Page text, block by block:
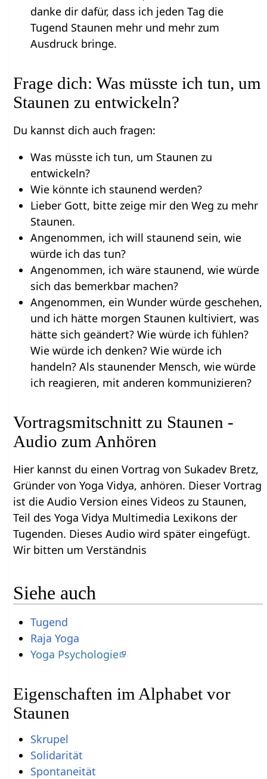
danke dir dafür, dass ich jeden Tag die
Tugend Staunen mehr und mehr zum
Ausdruck bringe.
Frage dich: Was müsste ich tun, um
Staunen zu entwickeln?
Du kannst dich auch fragen:
Was müsste ich tun, um Staunen zu
entwickeln?
Wie könnte ich staunend werden?
Lieber Gott, bitte zeige mir den Weg zu mehr
Staunen.
Angenommen, ich will staunend sein, wie
würde ich das tun?
Angenommen, ich wäre staunend, wie würde
sich das bemerkbar machen?
Angenommen, ein Wunder würde geschehen,
und ich hätte morgen Staunen kultiviert, was
hätte sich geändert? Wie würde ich fühlen?
Wie würde ich denken? Wie würde ich
handeln? Als staunender Mensch, wie würde
ich reagieren, mit anderen kommunizieren?
Vortragsmitschnitt zu Staunen -
Audio zum Anhören
Hier kannst du einen Vortrag von Sukadev Bretz,
Gründer von Yoga Vidya, anhören. Dieser Vortrag
ist die Audio Version eines Videos zu Staunen,
Teil des Yoga Vidya Multimedia Lexikons der
Tugenden. Dieses Audio wird später eingefügt.
Wir bitten um Verständnis
Siehe auch
Tugend
Raja Yoga
Yoga Psychologie
Eigenschaften im Alphabet vor
Staunen
Skrupel
Solidarität
Spontaneität